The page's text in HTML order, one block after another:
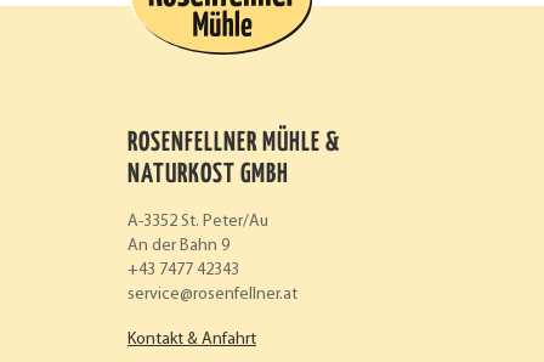
ROSENFELLNER MÜHLE &
NATURKOST GMBH
A-3352 St. Peter/Au
An der Bahn 9
+43 7477 42343
service
rosenfellner.at
Kontakt & Anfahrt